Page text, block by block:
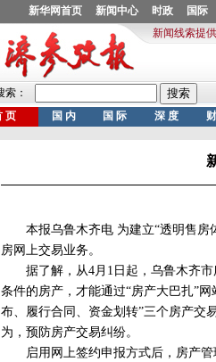
本报乌鲁木齐电 为建立“透明售房
房网上交易业务。
据了解，从4月1日起，乌鲁木齐市
条件的房产，才能通过“房产大巴扎”
布、履行合同、资金划转”三个房产交
为，预防房产交易纠纷。
启用网上签约申报方式后，房产管